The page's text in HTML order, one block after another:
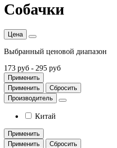
Собачки
Цена
Выбранный ценовой диапазон
173 руб - 295 руб
Применить
Применить
Сбросить
Производитель
Китай
Применить
Применить
Сбросить